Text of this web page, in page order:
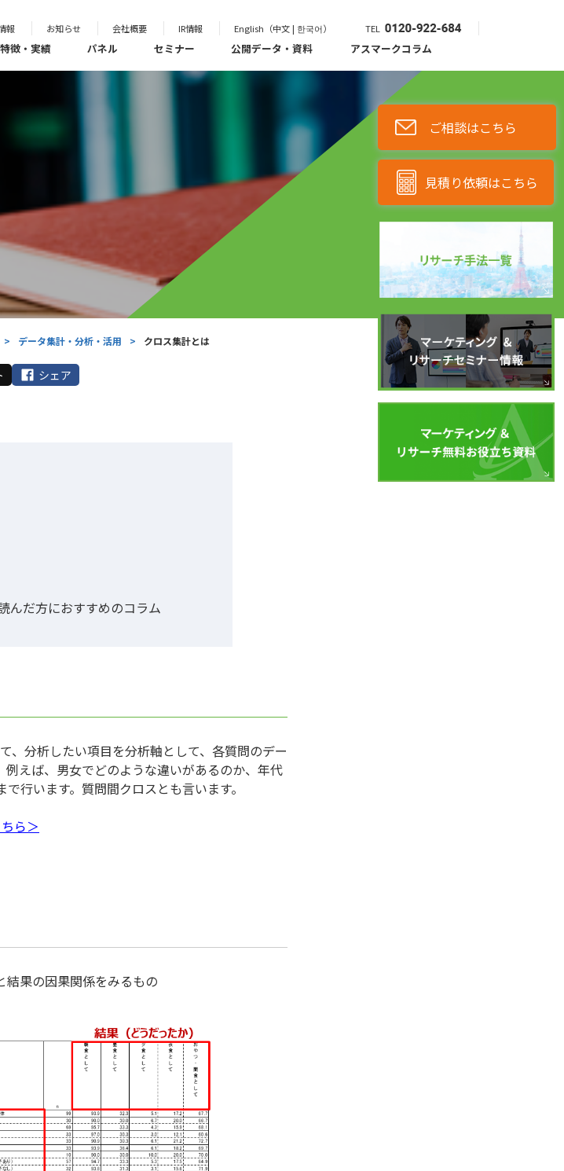
報 お知らせ 会社概要 IR情報 English（中文 | 한국어） TEL
徴・実績 パネル セミナー 公開データ・資料 アスマークコラム
見積り依頼はこちら
ご相談はこちら
> データ集計・分析・活用 > クロス集計とは
シェア
んだ方におすすめのコラム
、分析したい項目を分析軸として、各質問のデー
えば、男女でどのような違いがあるのか、年代
行います。質問間クロスとも言います。
ら＞
結果の因果関係をみるもの